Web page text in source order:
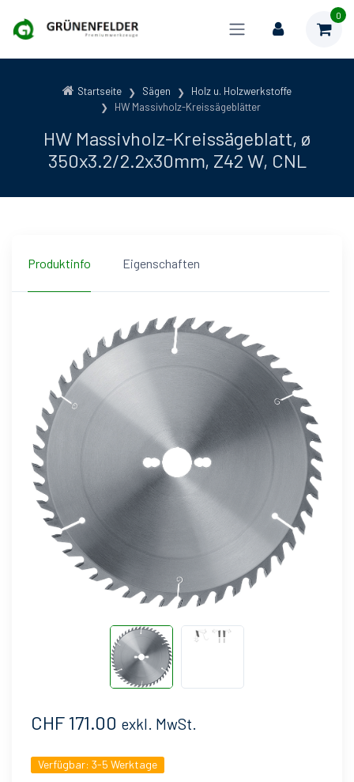
0
Startseite Sägen
Holz u. Holzwerkstoffe
HW Massivholz-Kreissägeblätter
HW Massivholz-Kreissägeblatt, ø
350x3.2/2.2x30mm, Z42 W, CNL
Produktinfo Eigenschaften
CHF 171.00 exkl. MwSt.
Verfügbar: 3-5 Werktage